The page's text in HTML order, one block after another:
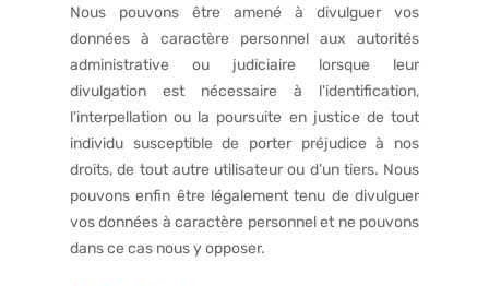
Nous pouvons être amené à divulguer vos
données à caractère personnel aux autorités
administrative ou judiciaire lorsque leur
divulgation est nécessaire à l'identification,
l'interpellation ou la poursuite en justice de tout
individu susceptible de porter préjudice à nos
droits, de tout autre utilisateur ou d’un tiers. Nous
pouvons enfin être légalement tenu de divulguer
vos données à caractère personnel et ne pouvons
dans ce cas nous y opposer.